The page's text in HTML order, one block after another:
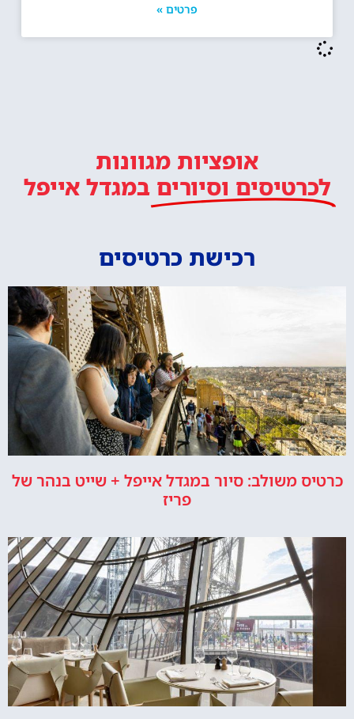
פרטים »
אופציות מגוונות
לכרטיסים וסיורים במגדל אייפל
רכישת כרטיסים
כרטיס משולב: סיור במגדל אייפל + שייט בנהר של
פריז